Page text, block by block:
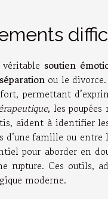
véritablesoutien
séparationou le divorce.
permettant
, les
aident à identifier
d’une famille ou
pour aborder en
rupture. Ces outils,
moderne.